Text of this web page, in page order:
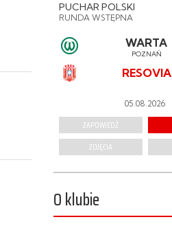
PUCHAR POLSKI
RUNDA WSTĘPNA
WARTA
POZNAŃ
RESOVIA
05.08.2026
ZAPOWIEDŹ
ZDJĘCIA
O klubie